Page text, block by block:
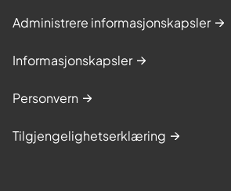
Administrere informasjonskapsler
Informasjonskapsler
Personvern
Tilgjengelighetserklæring